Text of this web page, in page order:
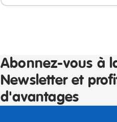
Abonnez-vous à
Newsletter et
d'avantages